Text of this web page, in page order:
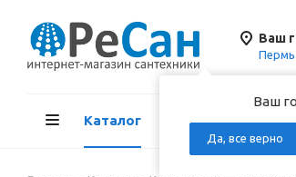
Ваш
Пермь
Ваш
Да, все верно
Каталог